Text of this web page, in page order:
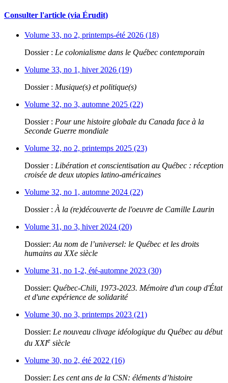
Consulter l'article (via Érudit)
Volume 33, no 2, printemps-été 2026 (18)
Dossier : Le colonialisme dans le Québec contemporain
Volume 33, no 1, hiver 2026 (19)
Dossier : Musique(s) et politique(s)
Volume 32, no 3, automne 2025 (22)
Dossier : Pour une histoire globale du Canada face à la
Seconde Guerre mondiale
Volume 32, no 2, printemps 2025 (23)
Dossier : Libération et conscientisation au Québec : réception
croisée de deux utopies latino-américaines
Volume 32, no 1, automne 2024 (22)
Dossier : À la (re)découverte de l'oeuvre de Camille Laurin
Volume 31, no 3, hiver 2024 (20)
Dossier: Au nom de l’universel: le Québec et les droits
humains au XXe siècle
Volume 31, no 1-2, été-automne 2023 (30)
Dossier: Québec-Chili, 1973-2023. Mémoire d'un coup d'État
et d'une expérience de solidarité
Volume 30, no 3, printemps 2023 (21)
Dossier: Le nouveau clivage idéologique du Québec au début
du XXIe siècle
Volume 30, no 2, été 2022 (16)
Dossier: Les cent ans de la CSN: éléments d’histoire